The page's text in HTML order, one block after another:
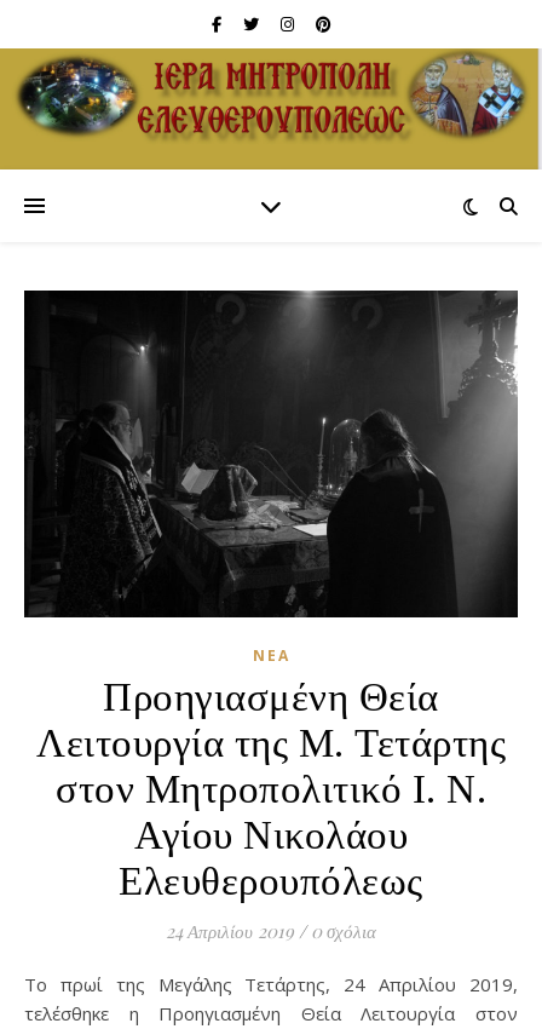
ΝΈΑ
Προηγιασμένη Θεία
Λειτουργία της Μ. Τετάρτης
στον Μητροπολιτικό Ι. Ν.
Αγίου Νικολάου
Ελευθερουπόλεως
24 Απριλίου 2019 / 0 σχόλια
Το πρωί της Μεγάλης Τετάρτης, 24 Απριλίου 2019,
τελέσθηκε η Προηγιασμένη Θεία Λειτουργία στον